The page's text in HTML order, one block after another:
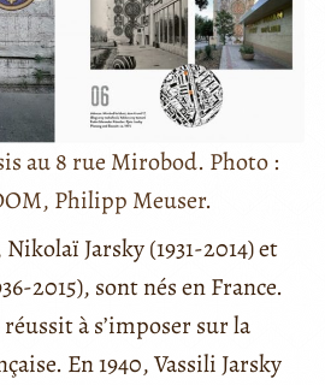
au 8 rue Mirobod. Photo :
Philipp Meuser.
Jarsky (1931-2014) et
2015), sont nés en France.
à s’imposer sur la
En 1940, Vassili Jarsky